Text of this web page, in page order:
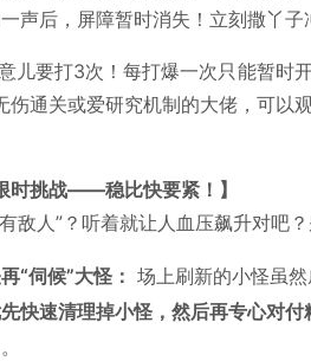
声后，屏障暂时消失！立刻撒丫子
儿要打3次！每打爆一次只能暂时
伤通关或爱研究机制的大佬，可以
时挑战——稳比快要紧！】
敌人”？听着就让人血压飙升对吧
“伺候”大怪： 场上刷新的小怪虽
快速清理掉小怪，然后再专心对付